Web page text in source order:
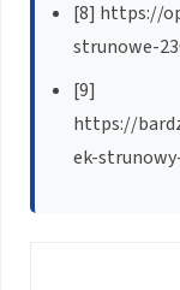
[8] https://
strunowe-
[9]
https://
ek-